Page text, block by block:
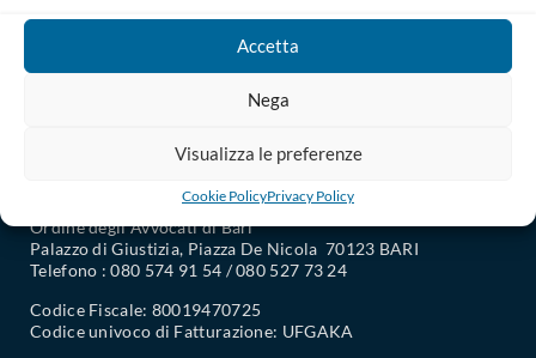
Accetta
Nega
Visualizza le preferenze
Cookie PolicyPrivacy Policy
Ordine degli Avvocati di Bari
Palazzo di Giustizia, Piazza De Nicola 70123 BARI
Telefono : 080 574 91 54 / 080 527 73 24
Codice Fiscale: 80019470725
Codice univoco di Fatturazione: UFGAKA